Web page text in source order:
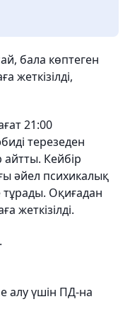
бала көптеген
жеткізілді,
21:00
терезеден
айтты. Кейбір
әйел психикалық
Оқиғадан
жеткізілді.
алу үшін ПД-на